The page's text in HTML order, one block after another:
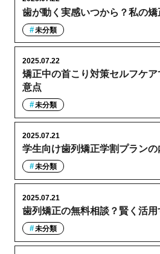
歯が動く実感いつから？私の矯
未分類
矯正中の首こり対策セルフケ
意点
2025.07.22
未分類
学生向け歯列矯正学割プラン
2025.07.21
未分類
歯列矯正の無料相談？賢く活用
2025.07.21
未分類